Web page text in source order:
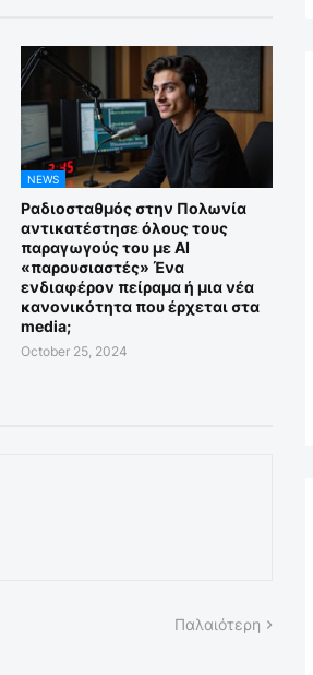
NEWS
Ραδιοσταθμός στην Πολωνία
αντικατέστησε όλους τους
παραγωγούς του με ΑΙ
«παρουσιαστές» Ένα
ενδιαφέρον πείραμα ή μια νέα
κανονικότητα που έρχεται στα
media;
October 25, 2024
Παλαιότερη